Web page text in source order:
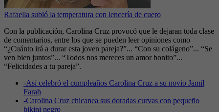
Rafaella subió la temperatura con lencería de cuero
Con la publicación, Carolina Cruz provocó que le dejaran toda clase
de comentarios, entre los que se pueden leer opiniones como
“¿Cuánto irá a durar esta joven pareja?”... “Con su colágeno”... “Se
ven bien juntos”... “Todos nos mereces un amor bonito”...
“Felicidades a tu pareja”.
-Así celebró el cumpleaños Carolina Cruz a su novio Jamil
Farah
-Carolina Cruz chicanea sus doradas curvas con pequeño
bikini negro